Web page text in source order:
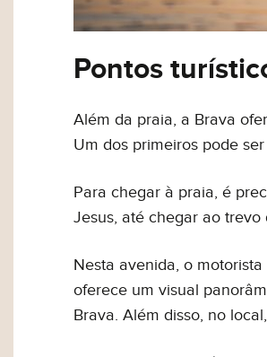
Pontos
Além da praia, a Brava
Um dos primeiros pode
Para chegar à praia, é
Jesus, até chegar ao
Nesta avenida, o
oferece um visual
Brava. Além disso, no